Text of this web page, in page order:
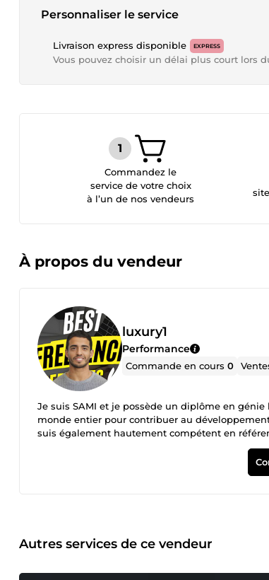
Personnaliser le service
Livraison express disponible EXPRESS
Vous pouvez choisir un délai plus court lors
Commandez le
service de votre choix
à l’un de nos vendeurs
À propos du vendeur
luxury1
Performance
Commande en cours0
Je suis SAMI et je possède un diplôme en
monde entier pour contribuer au
suis également hautement compétent en
numérique, en conception graphique, ainsi
mon actif. Fort de ces compétences, je suis
monde en offrant un service de qualité.
Autres services de ce vendeur